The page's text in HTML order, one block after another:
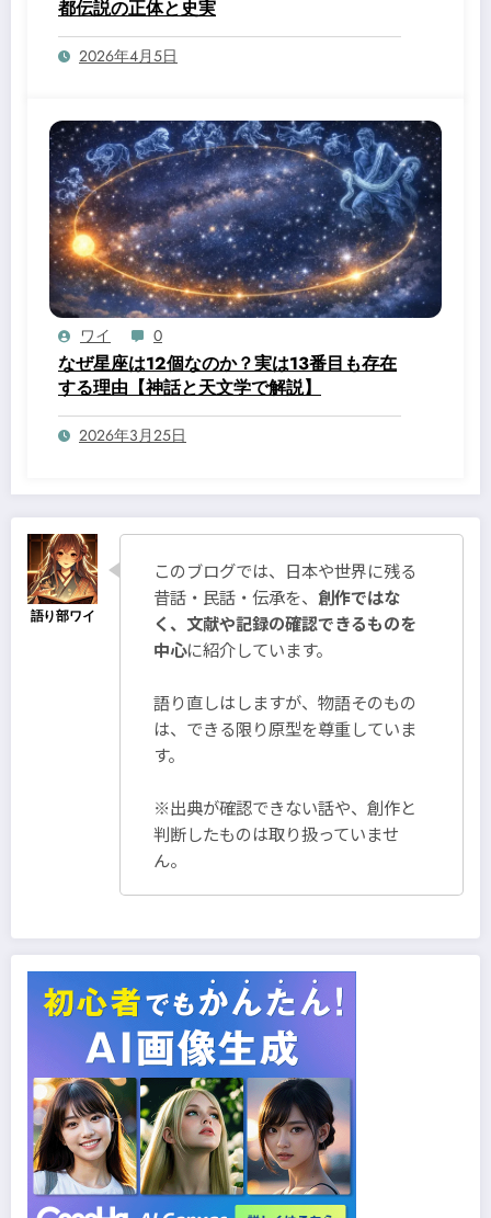
都伝説の正体と史実
2026年4月5日
ワイ 0
なぜ星座は12個なのか？実は13番目も存在
する理由【神話と天文学で解説】
2026年3月25日
このブログでは、日本や世界に残る
昔話・民話・伝承を、 創作ではな
く、文献や記録の確認できるものを
中心に紹介しています。
語り直しはしますが、物語そのもの
は、できる限り原型を尊重していま
す。
※出典が確認できない話や、創作と
判断したものは取り扱っていませ
ん。